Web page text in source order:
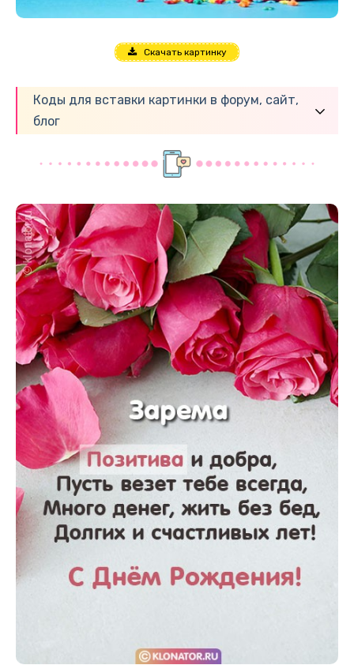
Скачать картинку
Коды для вставки картинки в форум, сайт,
блог